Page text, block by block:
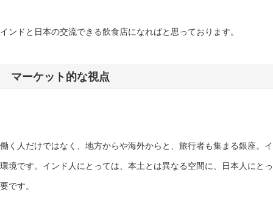
インドと日本の交流できる飲食店になればと思っております。
マーケット的な視点
働く人だけではなく、地方からや海外からと、旅行者も集まる銀座。
環境です。インド人にとっては、本土とは異なる空間に、日本人にと
要です。